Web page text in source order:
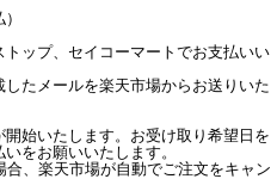
ップ、セイコーマートでお支払いい
たメールを楽天市場からお送りいた
始いたします。お受け取り希望日を
をお願いいたします。
、楽天市場が自動でご注文をキャン